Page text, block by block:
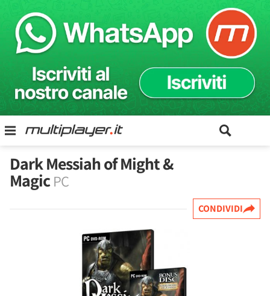
Dark Messiah of Might &
MagicPC
CONDIVIDI